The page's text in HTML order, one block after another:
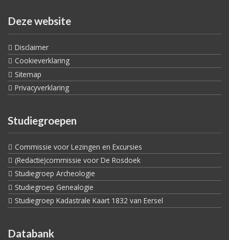
Deze website
Disclaimer
Cookieverklaring
Sitemap
Privacyverklaring
Studiegroepen
Commissie voor Lezingen en Excursies
(Redactie)commissie voor De Rosdoek
Studiegroep Archeologie
Studiegroep Genealogie
Studiegroep Kadastrale Kaart 1832 van Eersel
Databank